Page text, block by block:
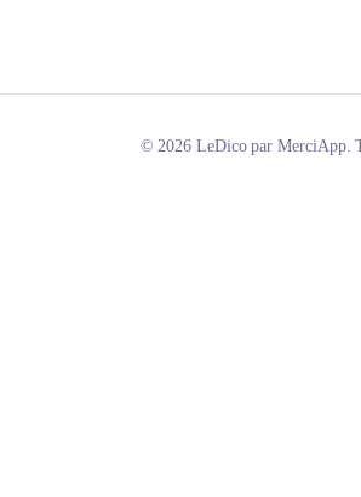
© 2026 LeDico par MerciApp.